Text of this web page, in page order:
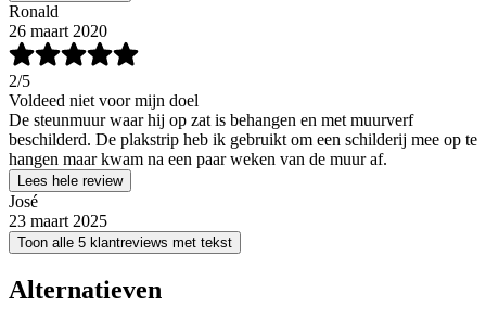
Ronald
26 maart 2020
2/5
Voldeed niet voor mijn doel
De steunmuur waar hij op zat is behangen en met muurverf
beschilderd. De plakstrip heb ik gebruikt om een schilderij mee op te
hangen maar kwam na een paar weken van de muur af.
Lees hele review
José
23 maart 2025
Toon alle 5 klantreviews met tekst
Alternatieven